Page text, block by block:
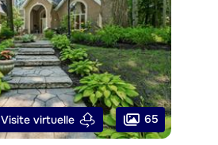
Visite virtuelle 65